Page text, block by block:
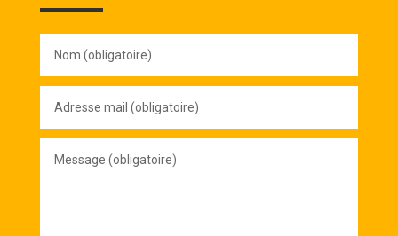
(obligatoire)
mail
(obligatoire)